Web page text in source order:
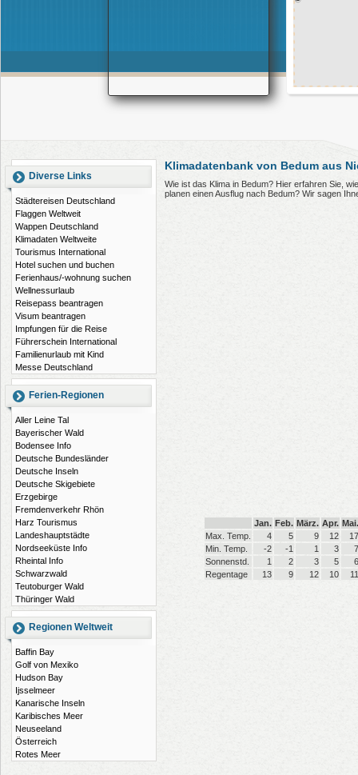
Diverse Links
Städtereisen Deutschland
Flaggen Weltweit
Wappen Deutschland
Klimadaten Weltweite
Tourismus International
Hotel suchen und buchen
Ferienhaus/-wohnung suchen
Wellnessurlaub
Reisepass beantragen
Visum beantragen
Impfungen für die Reise
Führerschein International
Familienurlaub mit Kind
Messe Deutschland
Ferien-Regionen
Aller Leine Tal
Bayerischer Wald
Bodensee Info
Deutsche Bundesländer
Deutsche Inseln
Deutsche Skigebiete
Erzgebirge
Fremdenverkehr Rhön
Harz Tourismus
Landeshauptstädte
Nordseeküste Info
Rheintal Info
Schwarzwald
Teutoburger Wald
Thüringer Wald
Regionen Weltweit
Baffin Bay
Golf von Mexiko
Hudson Bay
Ijsselmeer
Kanarische Inseln
Karibisches Meer
Neuseeland
Österreich
Rotes Meer
Klimadatenbank von Bedum aus
Wie ist das Klima in Bedum? Hier erfahren Sie,
planen einen Ausflug nach Bedum? Wir sagen
Jan. Feb. März. Apr. Mai.
Max. Temp.
4 5 9 12
17
Min. Temp.
-2 -1 1 3
7
Sonnenstd.
1 2 3 5
6
Regentage
13 9 12 10 11